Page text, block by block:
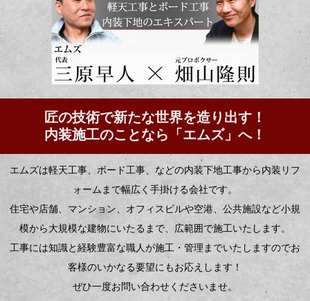
匠の技術で新たな世界を造り出す！
内装施工のことなら「エムズ」へ！
エムズは軽天工事、ボード工事、などの内装下地工事から内装リフ
ォームまで幅広く手掛ける会社です。
住宅や店舗、マンション、オフィスビルや空港、公共施設など小規
模から大規模な建物にいたるまで、広範囲で施工いたします。
工事には知識と経験豊富な職人が施工・管理までいたしますのでお
客様のいかなる要望にもお応えします！
ぜひ一度お問い合わせくださいませ。